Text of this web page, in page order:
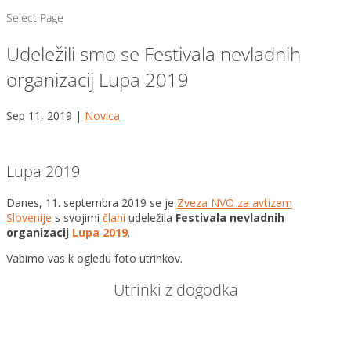
Select Page
Udeležili smo se Festivala nevladnih
organizacij Lupa 2019
Sep 11, 2019 | Novica
Lupa 2019
Danes, 11. septembra 2019 se je Zveza NVO za avtizem
Slovenije s svojimi člani udeležila Festivala nevladnih
organizacij Lupa 2019.
Vabimo vas k ogledu foto utrinkov.
Utrinki z dogodka